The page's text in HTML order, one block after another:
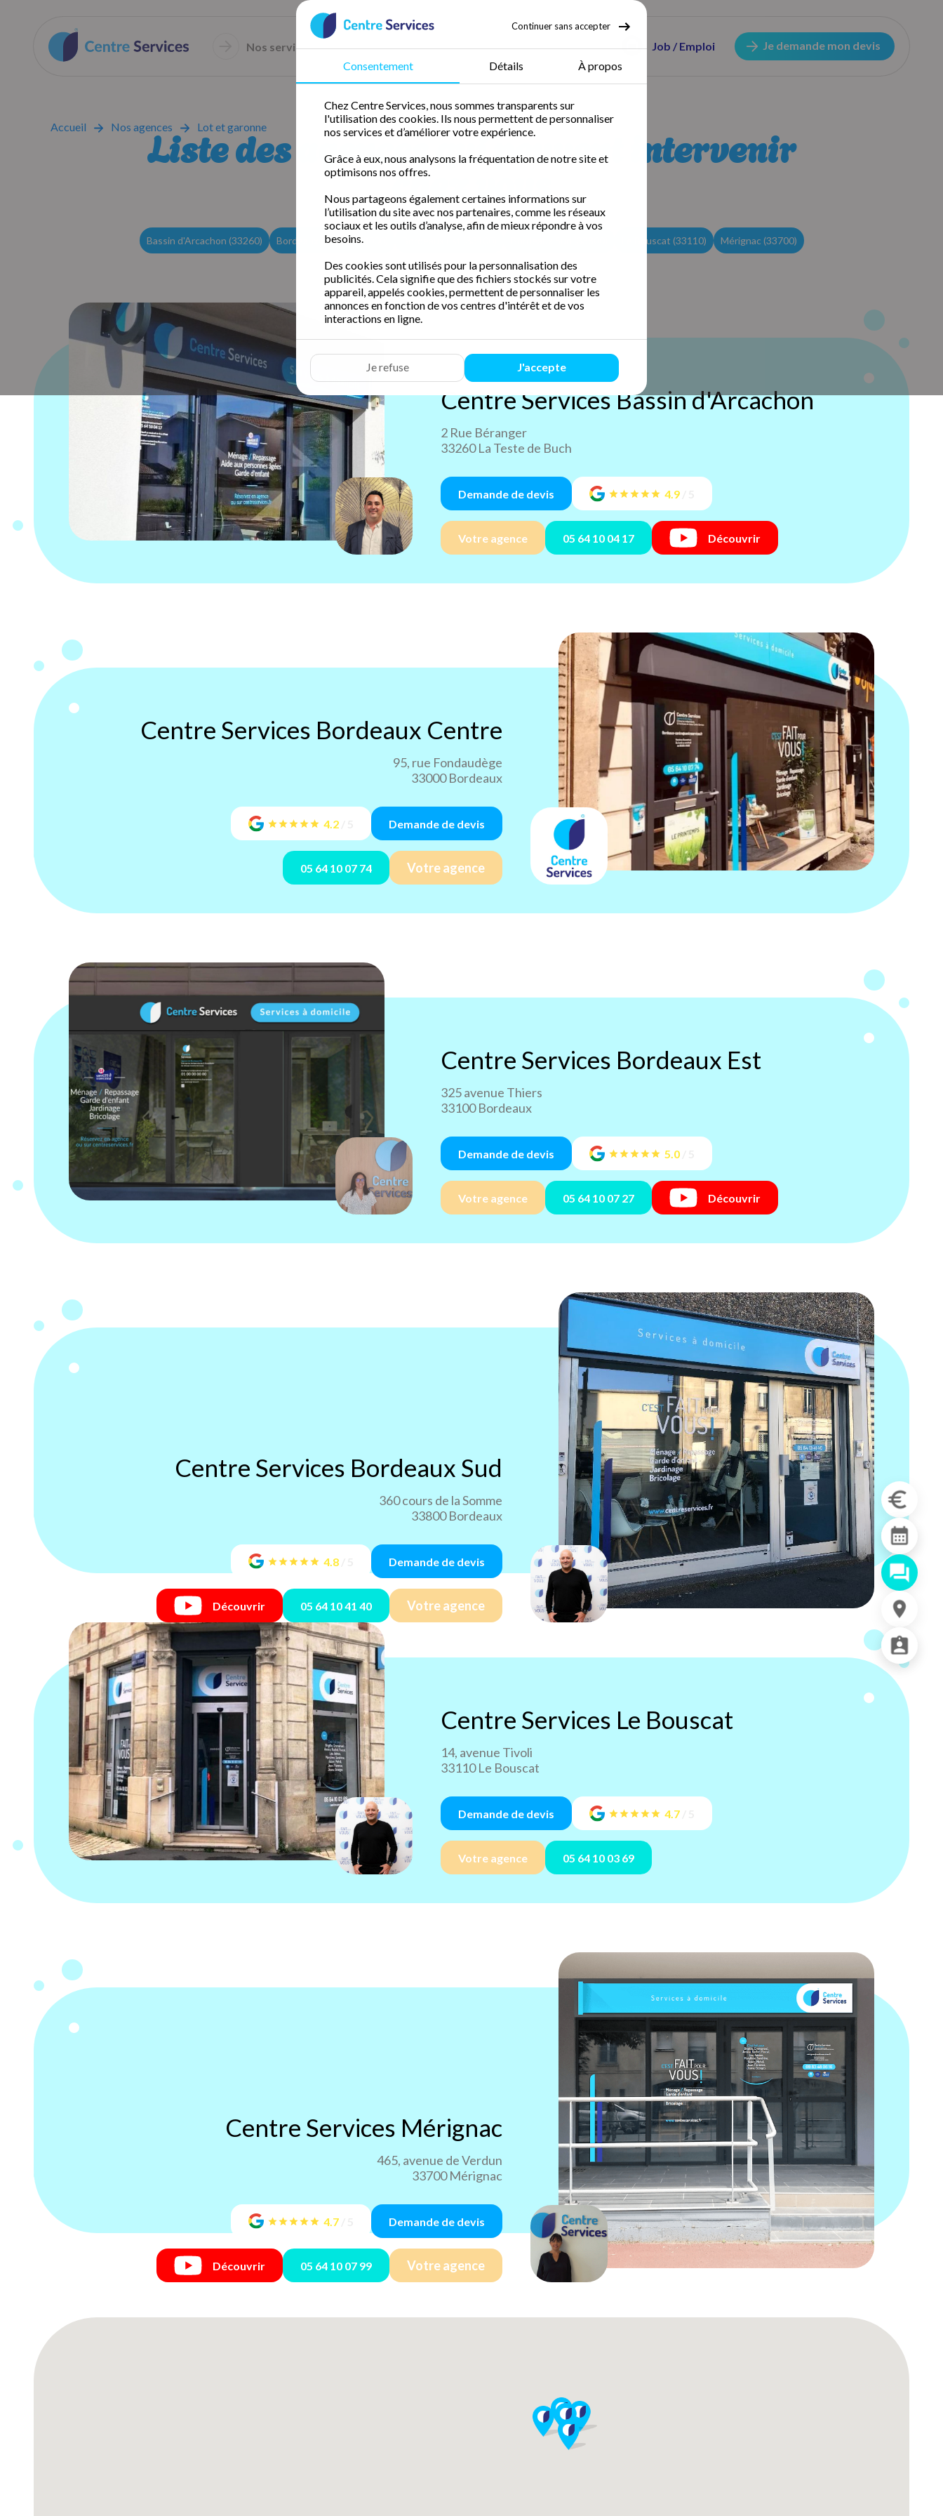
Nos services 50 % de crédit d’impôt Job / Emploi Je demande mon devis
Continuer sans accepter
Consentement Détails À propos
Chez Centre Services, nous sommes transparents sur
l'utilisation des cookies. Ils nous permettent de personnaliser
nos services et d’améliorer votre expérience.
Grâce à eux, nous analysons la fréquentation de notre site et
optimisons nos offres.
Nous partageons également certaines informations sur
l’utilisation du site avec nos partenaires, comme les réseaux
sociaux et les outils d’analyse, afin de mieux répondre à vos
besoins.
Des cookies sont utilisés pour la personnalisation des
publicités. Cela signifie que des fichiers stockés sur votre
appareil, appelés cookies, permettent de personnaliser les
annonces en fonction de vos centres d'intérêt et de vos
interactions en ligne.
Je refuse J'accepte
Accueil Nos agences Lot et garonne
Liste des agences qui peuvent intervenir
chez vous
Bassin d'Arcachon (33260) Bordeaux Centre (33000) Le Bouscat (33110) Mérignac (33700)
Centre ServicesBassin d'Arcachon
2 Rue Béranger
33260 La Teste de Buch
Demande de devis 4.9
Votre agence 05 64 10 04 17 Découvrir
Centre Services Bordeaux Centre
95, rue Fondaudège
33000 Bordeaux
4.2 Demande de devis
05 64 10 07 74 Votre agence
Centre Services Bordeaux Est
325 avenue Thiers
33100 Bordeaux
Demande de devis 5.0
Votre agence 05 64 10 07 27 Découvrir
Centre Services Bordeaux Sud
360 cours de la Somme
33800 Bordeaux
4.8 Demande de devis
Découvrir 05 64 10 41 40 Votre agence
Centre Services Le Bouscat
14, avenue Tivoli
33110 Le Bouscat
Demande de devis 4.7
Votre agence 05 64 10 03 69
Centre Services Mérignac
465, avenue de Verdun
33700 Mérignac
4.7 Demande de devis
Découvrir 05 64 10 07 99 Votre agence